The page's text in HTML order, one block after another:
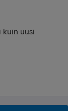
kuin uusi